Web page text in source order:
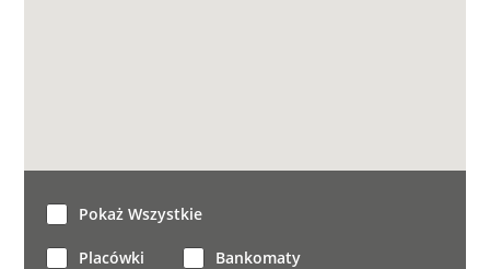
Pokaż Wszystkie
Placówki Bankomaty